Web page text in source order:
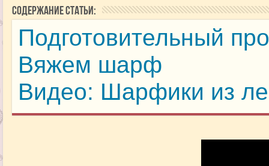
Содержание статьи:
Подготовительный
Вяжем шарф
Видео: Шарфики из